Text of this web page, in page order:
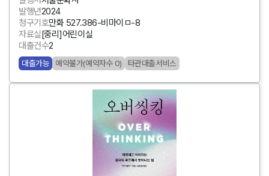
발행년2024
청구기호만화 527.386-비마이ㅁ-8
자료실[중리]어린이실
대출건수2
대출가능 예약불가(예약자수 0) 타관대출서비스